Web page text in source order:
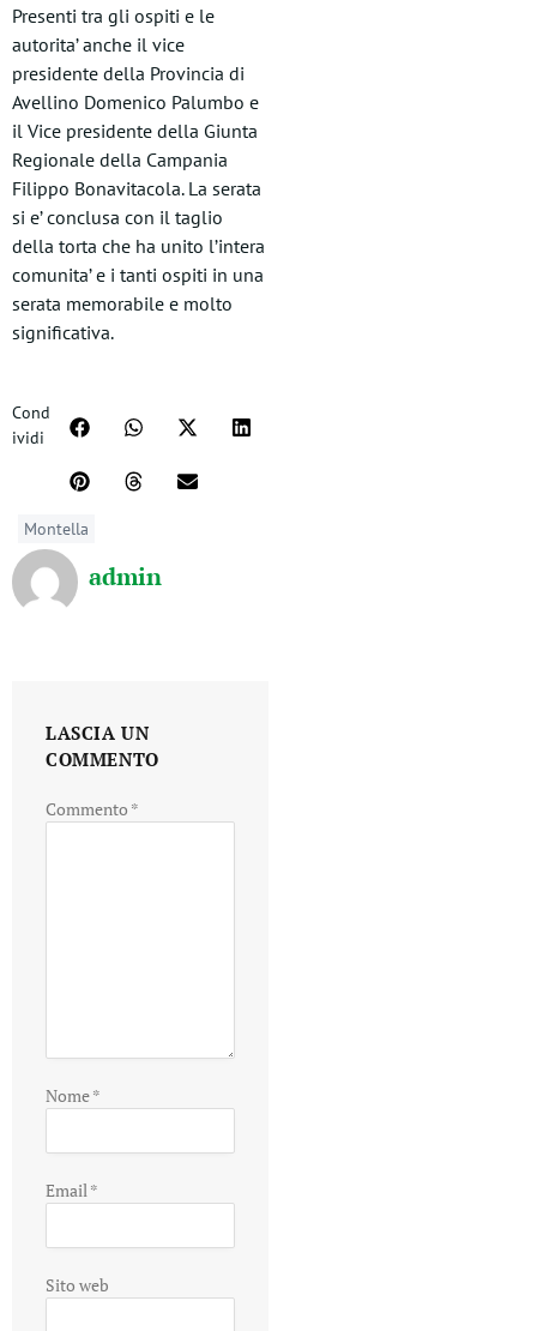
Presenti tra gli ospiti e le
autorita’ anche il vice
presidente della Provincia di
Avellino Domenico Palumbo e
il Vice presidente della Giunta
Regionale della Campania
Filippo Bonavitacola. La serata
si e’ conclusa con il taglio
della torta che ha unito l’intera
comunita’ e i tanti ospiti in una
serata memorabile e molto
significativa.
Cond
ividi
Montella
admin
LASCIA UN
COMMENTO
Commento *
Nome*
Email*
Sito web